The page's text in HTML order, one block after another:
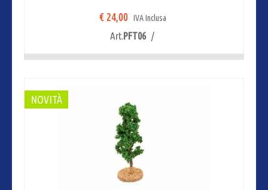
€ 24,00 IVA Inclusa
Art.PFT06/
NOVITÀ